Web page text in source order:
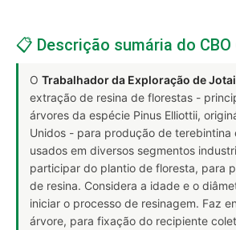
📋 Descrição sumária do CBO
O Trabalhador da Exploração de
extração de resina de florestas -
árvores da espécie Pinus Elliottii,
Unidos - para produção de terebintina
usados em diversos segmentos
participar do plantio de floresta, para
de resina. Considera a idade e o
iniciar o processo de resinagem. Faz
árvore, para fixação do recipiente